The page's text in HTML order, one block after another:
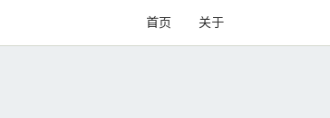
首页 关于